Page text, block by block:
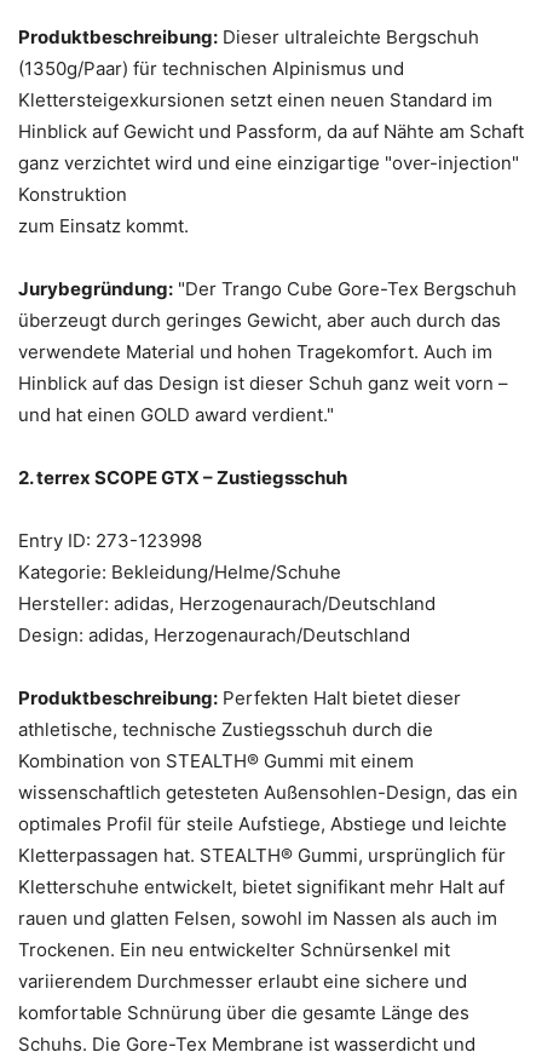
Produktbeschreibung: Dieser ultraleichte Bergschuh
(1350g/Paar) für technischen Alpinismus und
Klettersteigexkursionen setzt einen neuen Standard im
Hinblick auf Gewicht und Passform, da auf Nähte am Schaft
ganz verzichtet wird und eine einzigartige "over-injection"
Konstruktion
zum Einsatz kommt.
Jurybegründung: "Der Trango Cube Gore-Tex Bergschuh
überzeugt durch geringes Gewicht, aber auch durch das
verwendete Material und hohen Tragekomfort. Auch im
Hinblick auf das Design ist dieser Schuh ganz weit vorn –
und hat einen GOLD award verdient."
2. terrex SCOPE GTX – Zustiegsschuh
Entry ID: 273-123998
Kategorie: Bekleidung/Helme/Schuhe
Hersteller: adidas, Herzogenaurach/Deutschland
Design: adidas, Herzogenaurach/Deutschland
Produktbeschreibung: Perfekten Halt bietet dieser
athletische, technische Zustiegsschuh durch die
Kombination von STEALTH® Gummi mit einem
wissenschaftlich getesteten Außensohlen-Design, das ein
optimales Profil für steile Aufstiege, Abstiege und leichte
Kletterpassagen hat. STEALTH® Gummi, ursprünglich für
Kletterschuhe entwickelt, bietet signifikant mehr Halt auf
rauen und glatten Felsen, sowohl im Nassen als auch im
Trockenen. Ein neu entwickelter Schnürsenkel mit
variierendem Durchmesser erlaubt eine sichere und
komfortable Schnürung über die gesamte Länge des
Schuhs. Die Gore-Tex Membrane ist wasserdicht und